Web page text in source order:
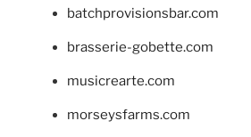
batchprovisionsbar.com
brasserie-gobette.com
musicrearte.com
morseysfarms.com